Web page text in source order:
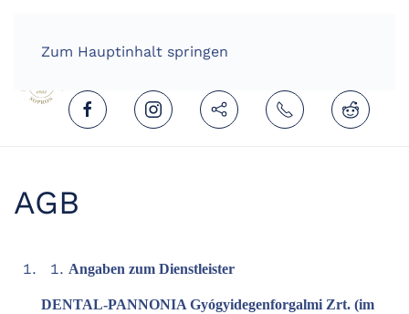
Zum Hauptinhalt springen
AGB
Angaben zum Dienstleister
DENTAL-PANNONIA Gyógyidegenforgalmi Zrt. (im